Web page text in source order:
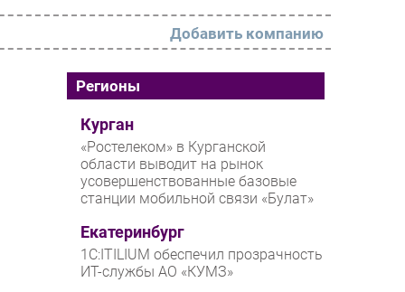
РАЗДЕЛЫ
Новости
Аналитика
Интервью
Проекты
IT класс
Добавить компанию
Регионы
Курган
«Ростелеком» в Курганской
области выводит на рынок
усовершенствованные базовые
станции мобильной связи «Булат»
Екатеринбург
1С:ITILIUM обеспечил прозрачность
ИТ-службы АО «КУМЗ»